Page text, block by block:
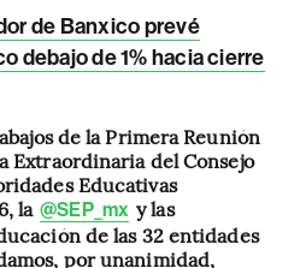
de Banxico prevé
debajo de 1% hacia cierre
de la Primera Reunión
Extraordinaria del Consejo
Educativas
la @SEP_mx y las
de las 32 entidades
por unanimidad,